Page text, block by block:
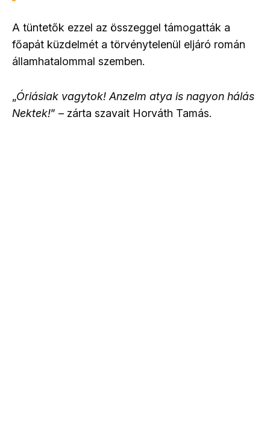
A tüntetők ezzel az összeggel támogatták a
főapát küzdelmét a törvénytelenül eljáró román
államhatalommal szemben.
„Óriásiak vagytok! Anzelm atya is nagyon hálás
Nektek!” – zárta szavait Horváth Tamás.